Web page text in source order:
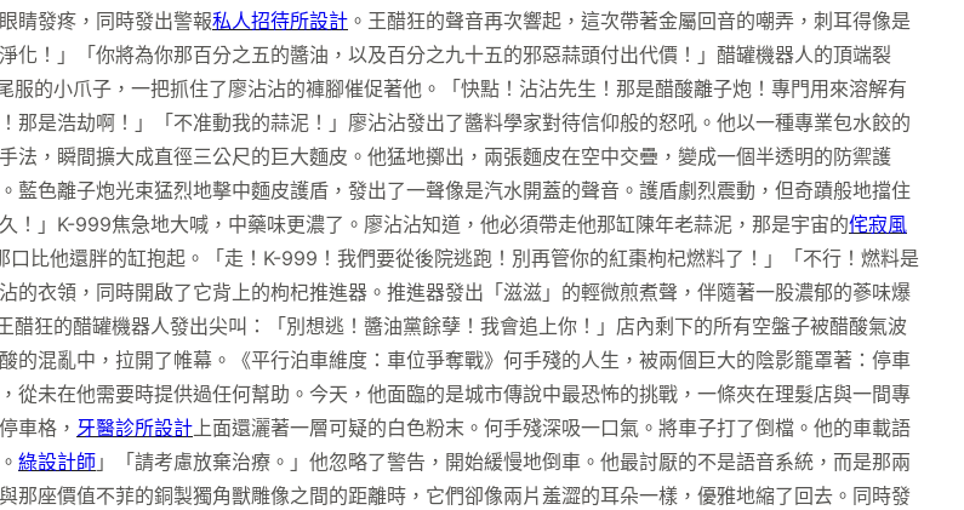
睛發疼，同時發出警報私人招待所設計 。王醋狂的聲音再次響起，這次帶著金屬回音的嘲弄，刺耳得像是
！」「你將為你那百分之五的醬油，以及百分之九十五的邪惡蒜頭付出代價！」醋罐機器人的頂端裂
的小爪子，一把抓住了廖沾沾的褲腳催促著他。「快點！沾沾先生！那是醋酸離子炮！專門用來溶解有
是浩劫啊！」「不准動我的蒜泥！」廖沾沾發出了醬料學家對待信仰般的怒吼。他以一種專業包水餃的
，瞬間擴大成直徑三公尺的巨大麵皮。他猛地擲出，兩張麵皮在空中交疊，變成一個半透明的防禦護
色離子炮光束猛烈地擊中麵皮護盾，發出了一聲像是汽水開蓋的聲音。護盾劇烈震動，但奇蹟般地擋住
」K-999焦急地大喊，中藥味更濃了。廖沾沾知道，他必須帶走他那缸陳年老蒜泥，那是宇宙的侘寂風
口比他還胖的缸抱起。「走！K-999！我們要從後院逃跑！別再管你的紅棗枸杞燃料了！」「不行！燃料是
衣領，同時開啟了它背上的枸杞推進器。推進器發出「滋滋」的輕微煎煮聲，伴隨著一股濃郁的蔘味爆
狂的醋罐機器人發出尖叫：「別想逃！醬油黨餘孽！我會追上你！」店內剩下的所有空盤子被醋酸氣波
混亂中，拉開了帷幕。《平行泊車維度：車位爭奪戰》何手殘的人生，被兩個巨大的陰影籠罩著：停車
未在他需要時提供過任何幫助。今天，他面臨的是城市傳說中最恐怖的挑戰，一條夾在理髮店與一間專
車格， 牙醫診所設計上面還灑著一層可疑的白色粉末。何手殘深吸一口氣。將車子打了倒檔。他的車載語
綠設計師 」「請考慮放棄治療。」他忽略了警告，開始緩慢地倒車。他最討厭的不是語音系統，而是那兩
那座價值不菲的銅製獨角獸雕像之間的距離時，它們卻像兩片羞澀的耳朵一樣，優雅地縮了回去。同時發